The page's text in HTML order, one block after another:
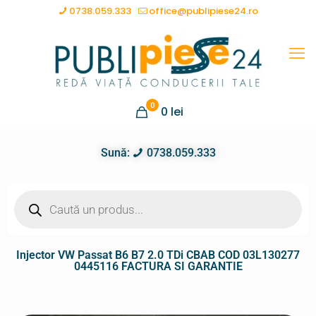
0738.059.333 office@publipiese24.ro
0 0 lei
Sună: 0738.059.333
Injector VW Passat B6 B7 2.0 TDi CBAB COD 03L130277
0445116 FACTURA SI GARANTIE